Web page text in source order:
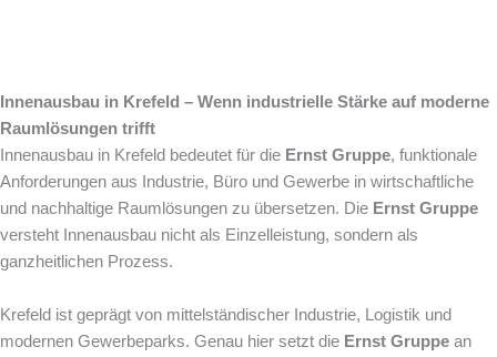
Innenausbau in Krefeld – Wenn industrielle Stärke auf moderne
Raumlösungen trifft
Innenausbau in Krefeld bedeutet für die Ernst Gruppe, funktionale
Anforderungen aus Industrie, Büro und Gewerbe in wirtschaftliche
und nachhaltige Raumlösungen zu übersetzen. Die Ernst Gruppe
versteht Innenausbau nicht als Einzelleistung, sondern als
ganzheitlichen Prozess.
Krefeld ist geprägt von mittelständischer Industrie, Logistik und
modernen Gewerbeparks. Genau hier setzt die Ernst Gruppe an